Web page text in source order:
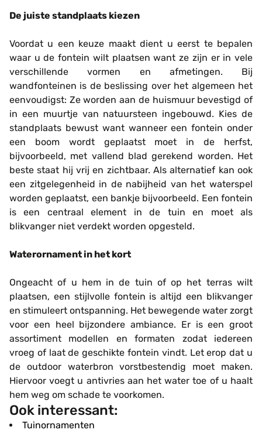
De juiste standplaats kiezen
Voordat u een keuze maakt dient u eerst te bepalen
waar u de fontein wilt plaatsen want ze zijn er in vele
verschillende vormen en afmetingen. Bij
wandfonteinen is de beslissing over het algemeen het
eenvoudigst: Ze worden aan de huismuur bevestigd of
in een muurtje van natuursteen ingebouwd. Kies de
standplaats bewust want wanneer een fontein onder
een boom wordt geplaatst moet in de herfst,
bijvoorbeeld, met vallend blad gerekend worden. Het
beste staat hij vrij en zichtbaar. Als alternatief kan ook
een zitgelegenheid in de nabijheid van het waterspel
worden geplaatst, een bankje bijvoorbeeld. Een fontein
is een centraal element in de tuin en moet als
blikvanger niet verdekt worden opgesteld.
Waterornament in het kort
Ongeacht of u hem in de tuin of op het terras wilt
plaatsen, een stijlvolle fontein is altijd een blikvanger
en stimuleert ontspanning. Het bewegende water zorgt
voor een heel bijzondere ambiance. Er is een groot
assortiment modellen en formaten zodat iedereen
vroeg of laat de geschikte fontein vindt. Let erop dat u
de outdoor waterbron vorstbestendig moet maken.
Hiervoor voegt u antivries aan het water toe of u haalt
hem weg om schade te voorkomen.
Ook interessant:
Tuinornamenten